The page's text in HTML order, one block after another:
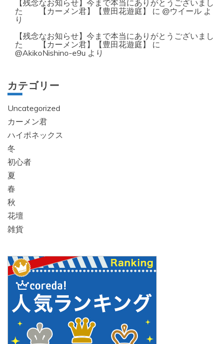
【残念なお知らせ】今まで本当にありがとうございまし
た 【カーメン君】【豊田花遊庭】
に @ウイール よ
り
【残念なお知らせ】今まで本当にありがとうございまし
た 【カーメン君】【豊田花遊庭】
に
@AkikoNishino-e9u より
カテゴリー
Uncategorized
カーメン君
ハイポネックス
冬
初心者
夏
春
秋
花壇
雑貨